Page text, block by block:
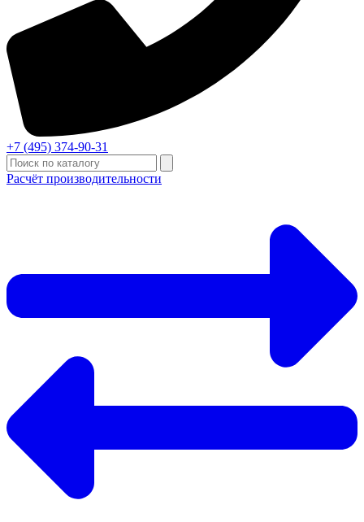
+7 (495) 374-90-31
Расчёт производительности